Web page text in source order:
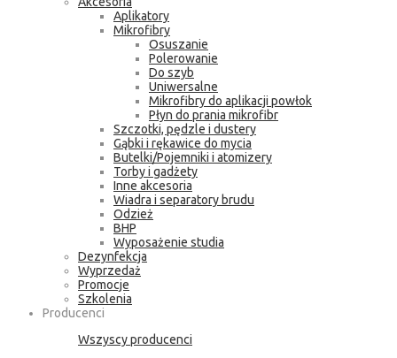
Aplikatory
Mikrofibry
Osuszanie
Polerowanie
Do szyb
Uniwersalne
Mikrofibry do aplikacji powłok
Płyn do prania mikrofibr
Szczotki, pędzle i dustery
Gąbki i rękawice do mycia
Butelki/Pojemniki i atomizery
Torby i gadżety
Inne akcesoria
Wiadra i separatory brudu
Odzież
BHP
Wyposażenie studia
Dezynfekcja
Wyprzedaż
Promocje
Szkolenia
Producenci
Wszyscy producenci